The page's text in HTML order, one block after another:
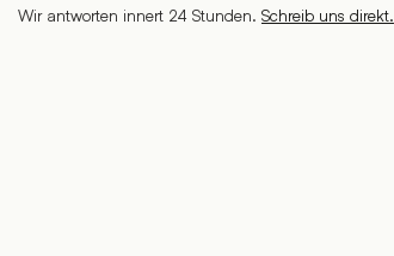
Wir antworten innert 24 Stunden. Schreib uns direkt.